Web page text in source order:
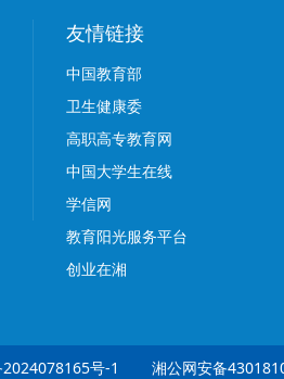
友情链接
中国教育部
卫生健康委
高职高专教育网
中国大学生在线
学信网
教育阳光服务平台
创业在湘
号-1 湘公网安备